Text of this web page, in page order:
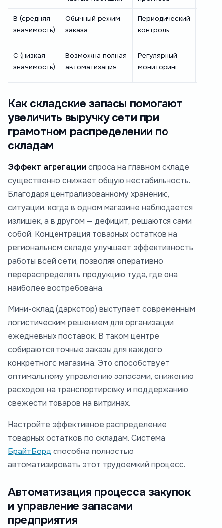
B (средняя
значимость)
Обычный режим
заказа
Периодический
контроль
C (низкая
значимость)
Возможна полная
автоматизация
Регулярный
мониторинг
Как складские запасы помогают
увеличить выручку сети при
грамотном распределении по
складам
Эффект агрегации спроса на главном складе
существенно снижает общую нестабильность.
Благодаря централизованному хранению,
ситуации, когда в одном магазине наблюдается
излишек, а в другом — дефицит, решаются сами
собой. Концентрация товарных остатков на
региональном складе улучшает эффективность
работы всей сети, позволяя оперативно
перераспределять продукцию туда, где она
наиболее востребована.
Мини-склад (даркстор) выступает современным
логистическим решением для организации
ежедневных поставок. В таком центре
собираются точные заказы для каждого
конкретного магазина. Это способствует
оптимальному управлению запасами, снижению
расходов на транспортировку и поддержанию
свежести товаров на витринах.
Настройте эффективное распределение
товарных остатков по складам. Система
БрайтБорд способна полностью
автоматизировать этот трудоемкий процесс.
Автоматизация процесса закупок
и управление запасами
предприятия